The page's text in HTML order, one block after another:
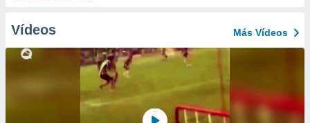
Vídeos Más Vídeos